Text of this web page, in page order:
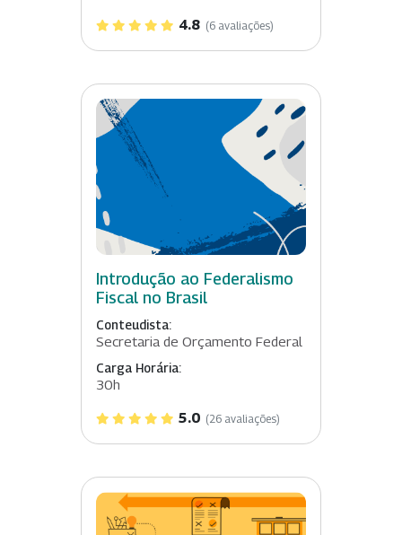
4.8 (6 avaliações)
Introdução ao Federalismo
Fiscal no Brasil
Conteudista:
Secretaria de Orçamento Federal
Carga Horária:
30h
5.0 (26 avaliações)